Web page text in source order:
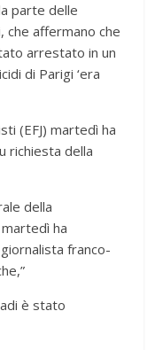
parte delle
che affermano che
arrestato in un
di Parigi ‘era
(EFJ) martedì ha
richiesta della
della
ha
franco-
è stato